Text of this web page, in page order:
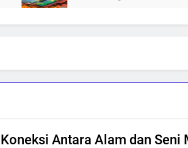
Koneksi Antara Alam dan